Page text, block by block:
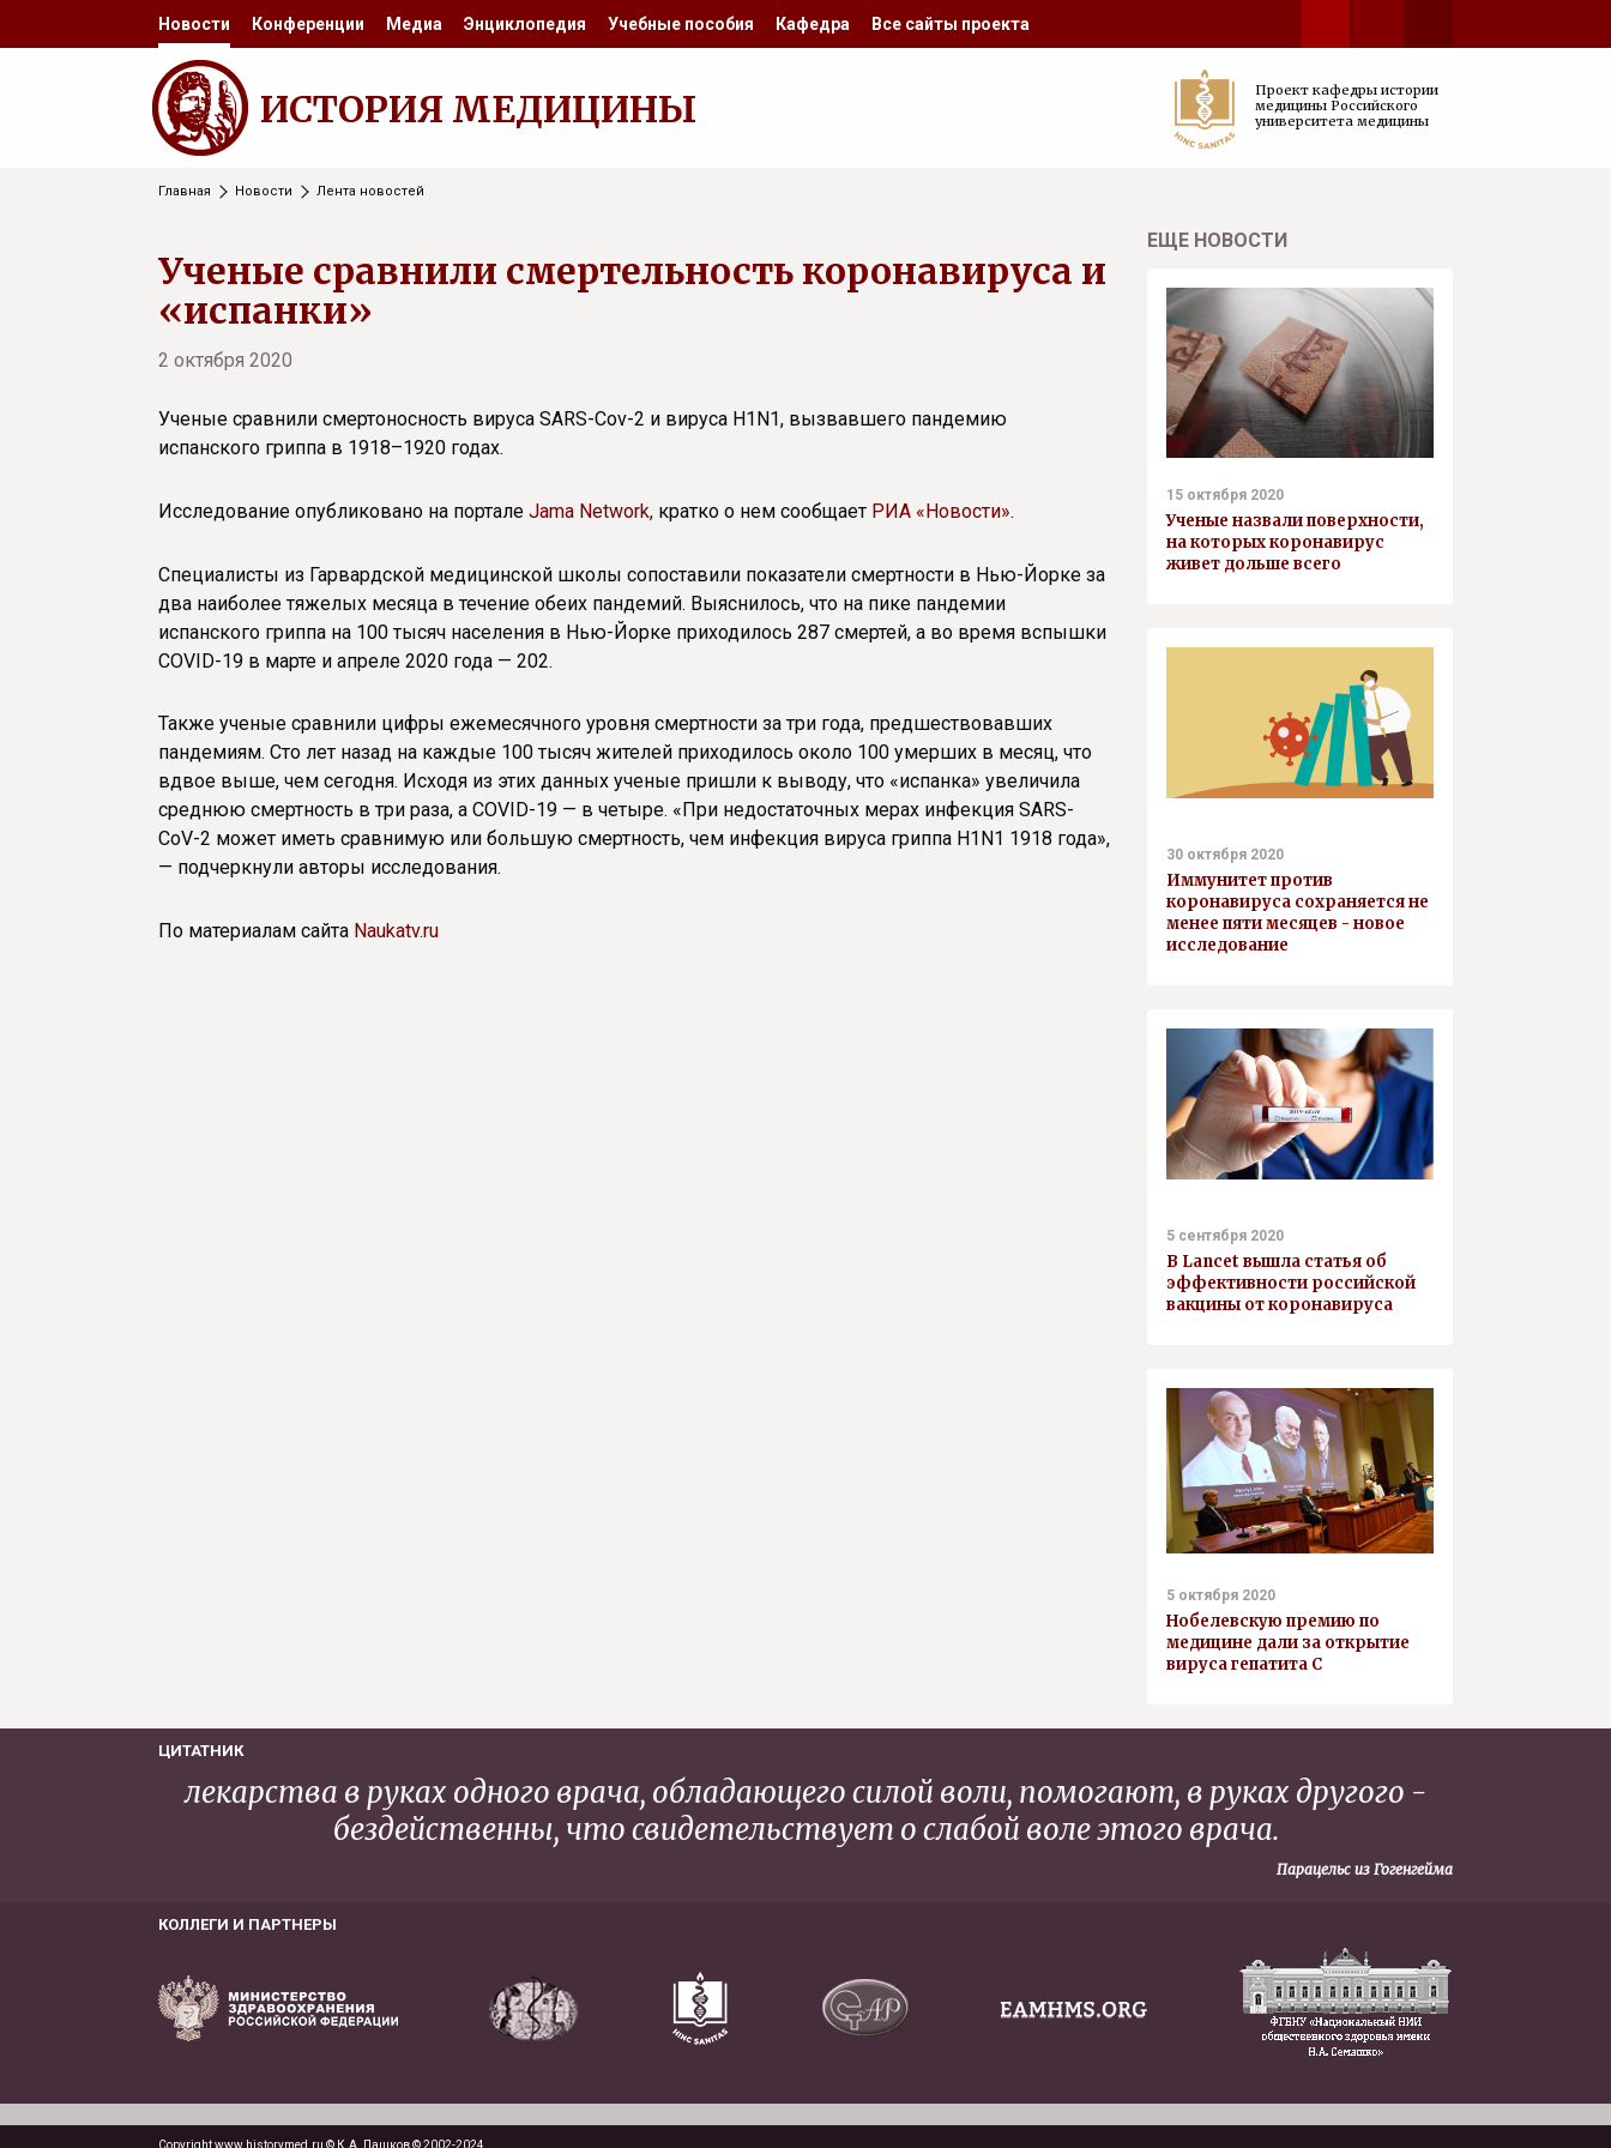
Новости Конференции Медиа Энциклопедия Учебные пособия Кафедра Все сайты проекта
ИСТОРИЯ МЕДИЦИНЫ
Проект кафедры истории
медицины Российского
университета медицины
Главная Новости Лента новостей
Ученые сравнили смертельность коронавируса и
«испанки»
2 октября 2020
Ученые сравнили смертоносность вируса SARS-Cov-2 и вируса H1N1, вызвавшего пандемию
испанского гриппа в 1918–1920 годах.
Исследование опубликовано на портале Jama Network, кратко о нем сообщает РИА «Новости».
Специалисты из Гарвардской медицинской школы сопоставили показатели смертности в Нью-Йорке за
два наиболее тяжелых месяца в течение обеих пандемий. Выяснилось, что на пике пандемии
испанского гриппа на 100 тысяч населения в Нью-Йорке приходилось 287 смертей, а во время вспышки
COVID-19 в марте и апреле 2020 года — 202.
Также ученые сравнили цифры ежемесячного уровня смертности за три года, предшествовавших
пандемиям. Сто лет назад на каждые 100 тысяч жителей приходилось около 100 умерших в месяц, что
вдвое выше, чем сегодня. Исходя из этих данных ученые пришли к выводу, что «испанка» увеличила
среднюю смертность в три раза, а COVID-19 — в четыре. «При недостаточных мерах инфекция SARS-
CoV-2 может иметь сравнимую или большую смертность, чем инфекция вируса гриппа H1N1 1918 года»,
— подчеркнули авторы исследования.
По материалам сайта Naukatv.ru
ЕЩЕ НОВОСТИ
15 октября 2020
Ученые назвали поверхности,
на которых коронавирус
живет дольше всего
30 октября 2020
Иммунитет против
коронавируса сохраняется не
менее пяти месяцев - новое
исследование
5 сентября 2020
В Lancet вышла статья об
эффективности российской
вакцины от коронавируса
5 октября 2020
Нобелевскую премию по
медицине дали за открытие
вируса гепатита С
ЦИТАТНИК
лекарства в руках одного врача, обладающего силой воли, помогают, в руках другого -
бездейственны, что свидетельствует о слабой воле этого врача.
Парацельс из Гогенгейма
КОЛЛЕГИ И ПАРТНЕРЫ